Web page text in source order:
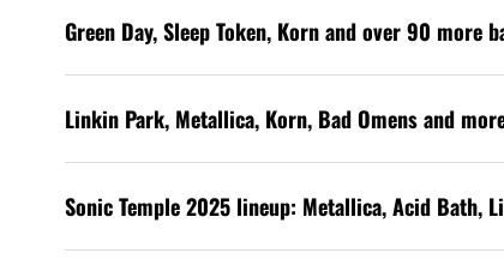
Green Day, Sleep Token, Korn and over 90
Linkin Park, Metallica, Korn, Bad Omens and
Sonic Temple 2025 lineup: Metallica, Acid Bath,